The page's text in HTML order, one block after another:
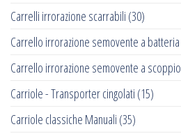
Carrelli irrorazione scarrabili (30)
Carrello irrorazione semovente a batteria
Carrello irrorazione semovente a scoppio
Carriole - Transporter cingolati (15)
Carriole classiche Manuali (35)